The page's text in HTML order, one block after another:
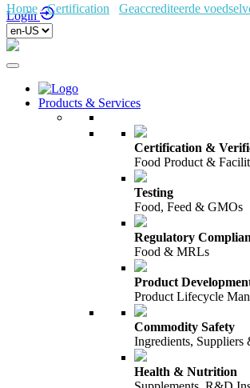
Login
Products & Services
Certification &
Food Product &
Testing
Food, Feed & GMOs
Regulatory
Food & MRLs
Product
Product Lifecycle
Commodity Safety
Ingredients,
Health & Nutrition
Home /Certification Geaccrediteerde